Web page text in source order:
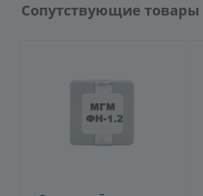
Сопутствующие товары